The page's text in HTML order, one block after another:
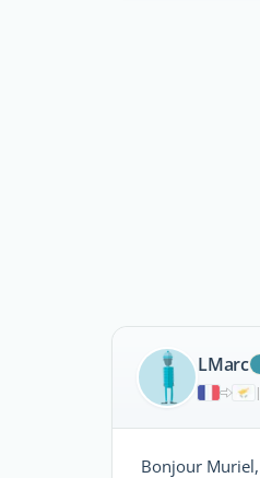
LMarc
|
Bonjour Muriel,